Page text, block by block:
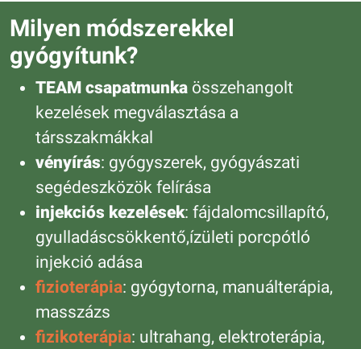
Milyen módszerekkel
gyógyítunk?
TEAM csapatmunka összehangolt
kezelések megválasztása a
társszakmákkal
vényírás: gyógyszerek, gyógyászati
segédeszközök felírása
injekciós kezelések: fájdalomcsillapító,
gyulladáscsökkentő,ízületi porcpótló
injekció adása
fizioterápia: gyógytorna, manuálterápia,
masszázs
fizikoterápia: ultrahang, elektroterápia,